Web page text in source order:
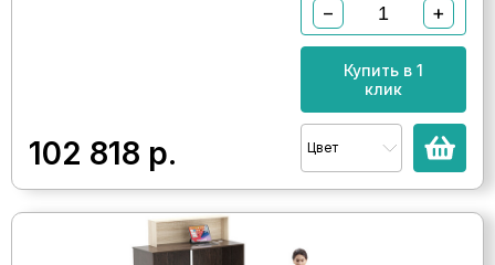
102 818 р.
− +
Купить в 1
клик
Цвет